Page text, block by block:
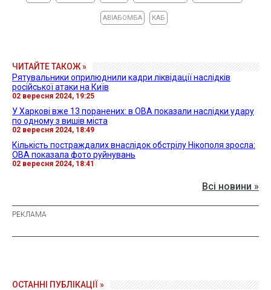
АВІАБОМБА КАБ
ЧИТАЙТЕ ТАКОЖ »
Рятувальники оприлюднили кадри ліквідації наслідків
російської атаки на Київ
02 вересня 2024, 19:25
У Харкові вже 13 поранених: в ОВА показали наслідки удару
по одному з вишів міста
02 вересня 2024, 18:49
Кількість постраждалих внаслідок обстрілу Нікополя зросла:
ОВА показала фото руйнувань
02 вересня 2024, 18:41
Всі новини »
ОСТАННІ ПУБЛІКАЦІЇ »